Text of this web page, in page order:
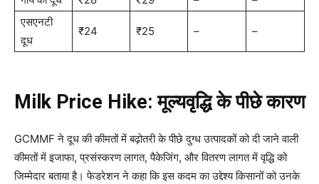
एसएनटी
दूध
₹24 ₹25 – –
Milk Price Hike: मूल्यवृद्धि के पीछे कारण
GCMMF ने दूध की कीमतों में बढ़ोतरी के पीछे दुग्ध उत्पादकों को दी जाने वाली
कीमतों में इजाफा, प्रसंस्करण लागत, पैकेजिंग, और वितरण लागत में वृद्धि को
जिम्मेदार बताया है। फेडरेशन ने कहा कि इस कदम का उद्देश्य किसानों को उनके